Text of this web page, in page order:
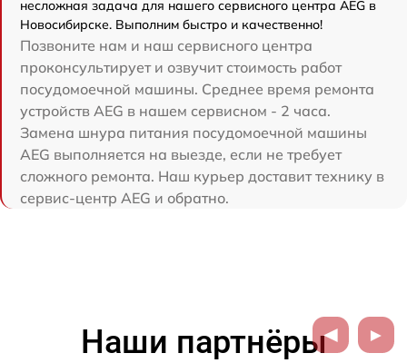
несложная задача для нашего сервисного центра AEG в
Новосибирске. Выполним быстро и качественно!
Позвоните нам и наш сервисного центра
проконсультирует и озвучит стоимость работ
посудомоечной машины. Среднее время ремонта
устройств AEG в нашем сервисном - 2 часа.
Замена шнура питания посудомоечной машины
AEG выполняется на выезде, если не требует
сложного ремонта. Наш курьер доставит технику в
сервис-центр AEG и обратно.
Наши партнёры